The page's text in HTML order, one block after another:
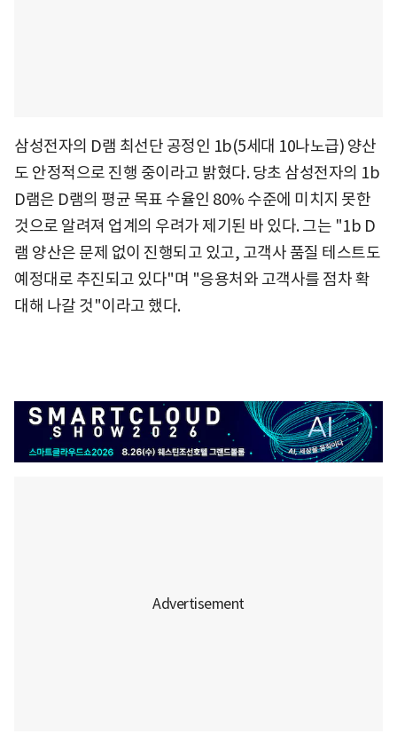
삼성전자의 D램 최선단 공정인 1b(5세대 10나노급) 양산
도 안정적으로 진행 중이라고 밝혔다. 당초 삼성전자의 1b
D램은 D램의 평균 목표 수율인 80% 수준에 미치지 못한
것으로 알려져 업계의 우려가 제기된 바 있다. 그는 "1b D
램 양산은 문제 없이 진행되고 있고, 고객사 품질 테스트도
예정대로 추진되고 있다"며 "응용처와 고객사를 점차 확
대해 나갈 것"이라고 했다.